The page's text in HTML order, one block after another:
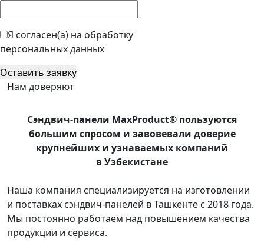
Я согласен(а) на обработку
персональных данных
Оставить заявку
Нам доверяют
Сэндвич-панели MaxProduct® пользуются
большим спросом и завовевали доверие
крупнейших и узнаваемых компаний
в Узбекистане
Наша компания специализируется на изготовлении
и поставках сэндвич-панелей в Ташкенте с 2018 года.
Мы постоянно работаем над повышением качества
продукции и сервиса.